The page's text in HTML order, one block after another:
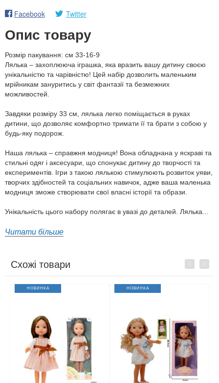
Facebook Twitter
Опис товару
Розмір пакування: см 33-16-9
Лялька – захоплююча іграшка, яка вразить вашу дитину своєю
унікальністю та чарівністю! Цей набір дозволить маленьким
мрійникам зануритись у світ фантазії та безмежних
можливостей.
Завдяки розміру 33 см, лялька легко поміщається в руках
дитини, що дозволяє комфортно тримати її та брати з собою у
будь-яку подорож.
Наша лялька – справжня модниця! Вона обладнана у яскраві та
стильні одяг і аксесуари, що спонукає дитину до творчості та
експериментів. Ігри з такою лялькою стимулюють розвиток уяви,
творчих здібностей та соціальних навичок, адже ваша маленька
модниця зможе створювати свої власні історії та образи.
Унікальність цього набору полягає в увазі до деталей. Лялька...
Читати більше
Схожі товари Previous
НОВИНКА НОВИНКА
Next